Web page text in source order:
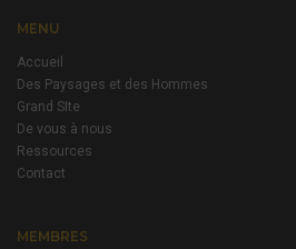
MENU
Accueil
Des Paysages et des Hommes
Grand SIte
De vous à nous
Ressources
Contact
MEMBRES